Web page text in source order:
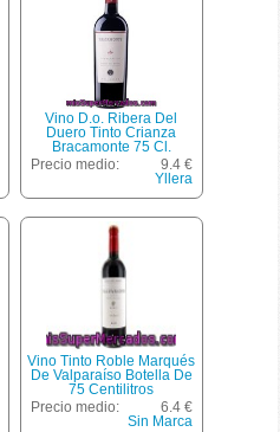
Vino D.o. Ribera Del
Duero Tinto Crianza
Bracamonte 75 Cl.
Precio medio:
9.4 €
Yllera
Vino Tinto Roble Marqués
De Valparaíso Botella De
75 Centilitros
Precio medio:
6.4 €
Sin Marca